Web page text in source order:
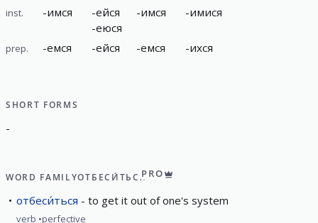
inst. -имся -ейся
-еюся
-имся -имися
prep. -емся -ейся -емся -ихся
SHORT FORMS
-
WORD FAMILYОТБЕСИ́ТЬСЯPRO
отбеси́ться to get it out of one's system
verb perfective